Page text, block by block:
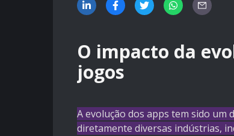
O impacto da
jogos
A evolução dos apps tem sido
diretamente diversas indústrias,